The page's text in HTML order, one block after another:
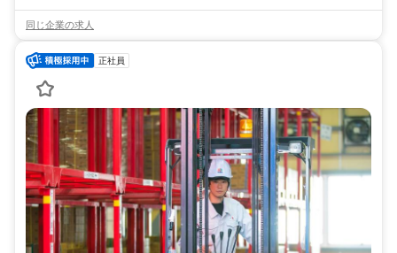
同じ企業の求人
正社員